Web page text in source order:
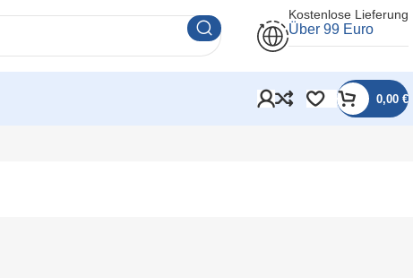
Kostenlose Lieferung
Über 99 Euro
0,00 €